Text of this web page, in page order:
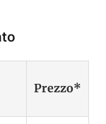
Prezzo*